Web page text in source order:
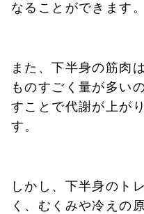
なることができます。
また、下半身の筋肉
ものすごく量が多い
すことで代謝が上が
す。
しかし、下半身のト
く、むくみや冷えの